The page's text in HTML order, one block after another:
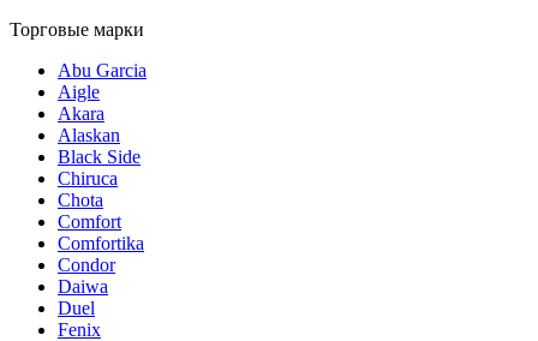
Торговые марки
Abu Garcia
Aigle
Akara
Alaskan
Black Side
Chiruca
Chota
Comfort
Comfortika
Condor
Daiwa
Duel
Fenix